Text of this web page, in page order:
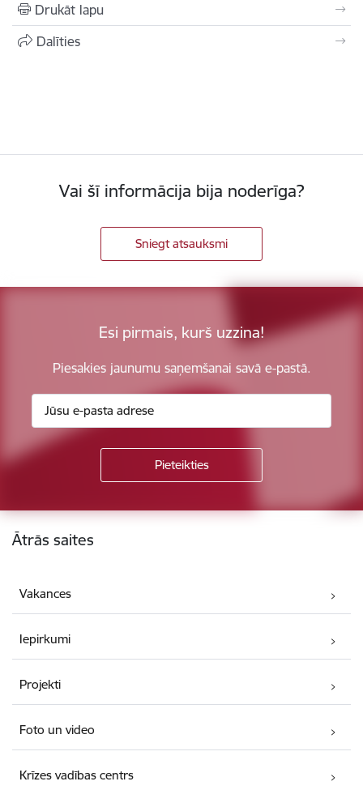
Drukāt lapu
Dalīties
Vai šī informācija bija noderīga?
Sniegt atsauksmi
Esi pirmais, kurš uzzina!
Piesakies jaunumu saņemšanai savā e-pastā.
Kājene
Ātrās saites
Vakances
Iepirkumi
Projekti
Foto un video
Krīzes vadības centrs